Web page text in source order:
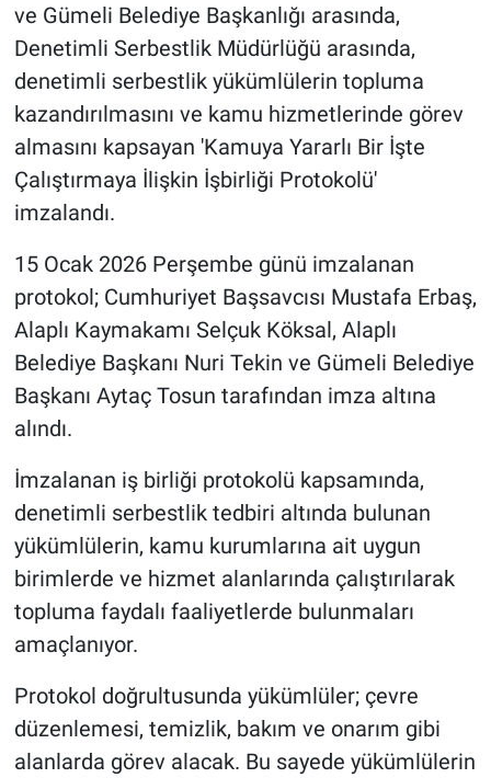
ve Gümeli Belediye Başkanlığı arasında,
Denetimli Serbestlik Müdürlüğü arasında,
denetimli serbestlik yükümlülerin topluma
kazandırılmasını ve kamu hizmetlerinde görev
almasını kapsayan 'Kamuya Yararlı Bir İşte
Çalıştırmaya İlişkin İşbirliği Protokolü'
imzalandı.
15 Ocak 2026 Perşembe günü imzalanan
protokol; Cumhuriyet Başsavcısı Mustafa Erbaş,
Alaplı Kaymakamı Selçuk Köksal, Alaplı
Belediye Başkanı Nuri Tekin ve Gümeli Belediye
Başkanı Aytaç Tosun tarafından imza altına
alındı.
İmzalanan iş birliği protokolü kapsamında,
denetimli serbestlik tedbiri altında bulunan
yükümlülerin, kamu kurumlarına ait uygun
birimlerde ve hizmet alanlarında çalıştırılarak
topluma faydalı faaliyetlerde bulunmaları
amaçlanıyor.
Protokol doğrultusunda yükümlüler; çevre
düzenlemesi, temizlik, bakım ve onarım gibi
alanlarda görev alacak. Bu sayede yükümlülerin